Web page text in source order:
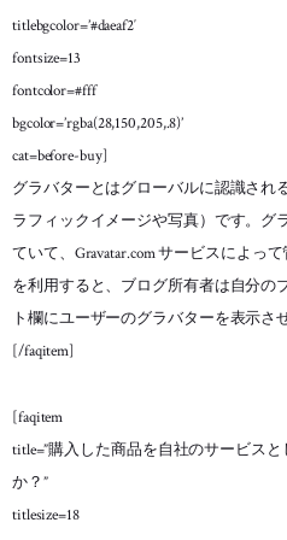
title="ライセンスはどのような単位で
cat=cat5]
グラバターとはグローバルに認識され
[/faqitem]
[faqitem
title="新たにライセンスが必要になっ
cat=cat5]
[/faqitem]
[/faq]
titlebgcolor=’#daeaf2′
fontsize=13
fontcolor=#fff
bgcolor=’rgba(28,150,205,.8)’
cat=before-buy]
グラバターとはグローバルに認識され
ラフィックイメージや写真）です。グ
ていて、Gravatar.com サービスによっ
を利用すると、ブログ所有者は自分の
ト欄にユーザーのグラバターを表示さ
[/faqitem]
[faqitem
title=”購入した商品を自社のサービス
か？”
titlesize=18